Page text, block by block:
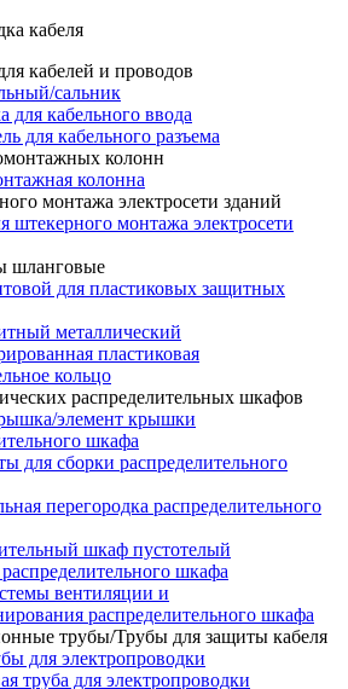
кабеля
кабелей и проводов
сальник
для кабельного ввода
для кабельного разъема
колонн
колонна
монтажа электросети зданий
штекерного монтажа электросети
шланговые
для пластиковых защитных
металлический
пластиковая
кольцо
распределительных шкафов
элемент крышки
шкафа
для сборки распределительного
перегородка распределительного
шкаф пустотелый
шкафа
вентиляции и
распределительного шкафа
трубы/Трубы для защиты кабеля
для электропроводки
труба для электропроводки